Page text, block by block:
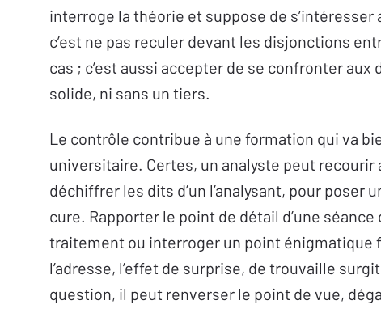
interroge la théorie et suppose de s’intéresser
c’est ne pas reculer devant les disjonctions
cas ; c’est aussi accepter de se confronter
solide, ni sans un tiers.
Le contrôle contribue à une formation qui va
universitaire. Certes, un analyste peut recourir
déchiffrer les dits d’un l’analysant, pour poser
cure. Rapporter le point de détail d’une séance
traitement ou interroger un point énigmatique
l’adresse, l’effet de surprise, de trouvaille
question, il peut renverser le point de vue,